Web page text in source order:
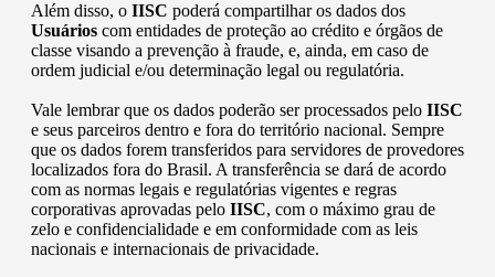
Além disso, o IISC poderá compartilhar os dados dos
Usuários com entidades de proteção ao crédito e órgãos de
classe visando a prevenção à fraude, e, ainda, em caso de
ordem judicial e/ou determinação legal ou regulatória.
Vale lembrar que os dados poderão ser processados pelo IISC
e seus parceiros dentro e fora do território nacional. Sempre
que os dados forem transferidos para servidores de provedores
localizados fora do Brasil. A transferência se dará de acordo
com as normas legais e regulatórias vigentes e regras
corporativas aprovadas pelo IISC, com o máximo grau de
zelo e confidencialidade e em conformidade com as leis
nacionais e internacionais de privacidade.